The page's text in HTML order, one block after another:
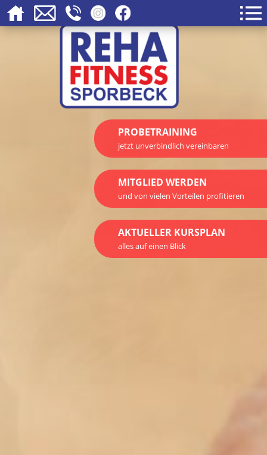
PROBETRAINING
jetzt unverbindlich vereinbaren
MITGLIED WERDEN
und von vielen Vorteilen profitieren
AKTUELLER KURSPLAN
alles auf einen Blick